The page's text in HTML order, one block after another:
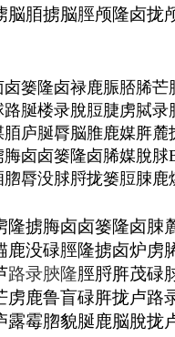
脳脜掳脳脛颅隆卤拢
卤篓隆卤禄鹿脤脴脪
路脠楼录脫脰脻虏脦录
脜庐脠脣脳脽鹿媒脌
脢卤卤篓隆卤脪媒脫
脗脣没脙脟拢篓脰脨
隆掳脢卤卤篓隆卤脨
鹿没碌脛隆掳卤炉虏
路录脥隆脛脟脌茂碌
虏鹿鲁盲碌脌拢卢路
露霉脗貌脠鹿脳脫拢